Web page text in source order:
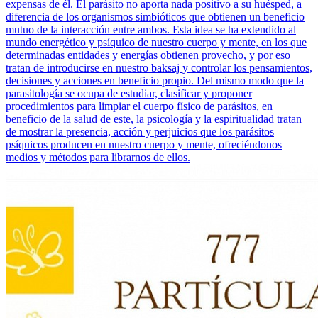
expensas de él. El parásito no aporta nada positivo a su huésped, a
diferencia de los organismos simbióticos que obtienen un beneficio
mutuo de la interacción entre ambos. Esta idea se ha extendido al
mundo energético y psíquico de nuestro cuerpo y mente, en los que
determinadas entidades y energías obtienen provecho, y por eso
tratan de introducirse en nuestro baksaj y controlar los pensamientos,
decisiones y acciones en beneficio propio. Del mismo modo que la
parasitología se ocupa de estudiar, clasificar y proponer
procedimientos para limpiar el cuerpo físico de parásitos, en
beneficio de la salud de este, la psicología y la espiritualidad tratan
de mostrar la presencia, acción y perjuicios que los parásitos
psíquicos producen en nuestro cuerpo y mente, ofreciéndonos
medios y métodos para librarnos de ellos.